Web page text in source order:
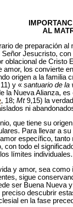
AL
de preparación
Jesucristo,
oblacional de Cristo
amor, los convierte
origen a la familia
11) y « santuario de la
la Nueva Alianza,
, 18; Mt9,15) la
ni
que tiene su
Para llevar a
específico,
con todo el
límites individuales.
y amor, sea
sigue
ser Buena Nueva
descubrir
en la fase